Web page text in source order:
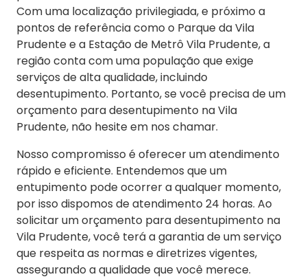
Com uma localização privilegiada, e próximo a
pontos de referência como o Parque da Vila
Prudente e a Estação de Metrô Vila Prudente, a
região conta com uma população que exige
serviços de alta qualidade, incluindo
desentupimento. Portanto, se você precisa de um
orçamento para desentupimento na Vila
Prudente, não hesite em nos chamar.
Nosso compromisso é oferecer um atendimento
rápido e eficiente. Entendemos que um
entupimento pode ocorrer a qualquer momento,
por isso dispomos de atendimento 24 horas. Ao
solicitar um orçamento para desentupimento na
Vila Prudente, você terá a garantia de um serviço
que respeita as normas e diretrizes vigentes,
assegurando a qualidade que você merece.